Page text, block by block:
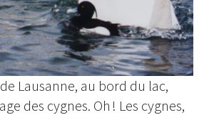
Lausanne, au bord du lac,
des cygnes. Oh ! Les cygnes,